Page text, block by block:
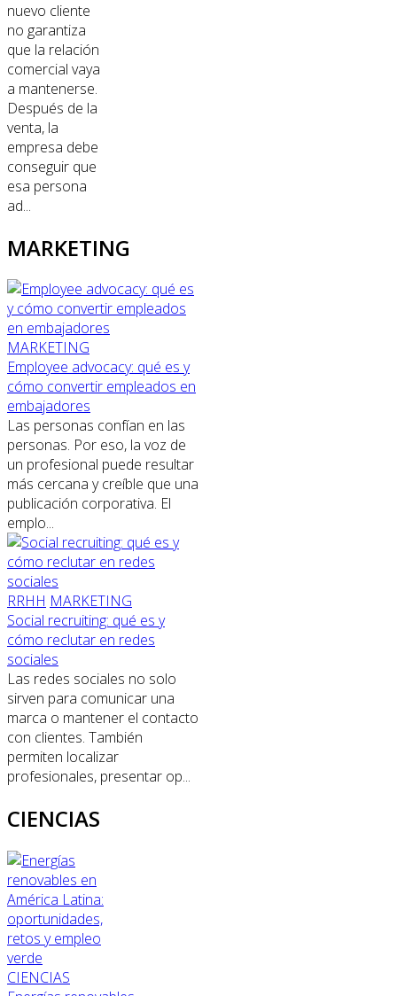
nuevo cliente
no garantiza
que la relación
comercial vaya
a mantenerse.
Después de la
venta, la
empresa debe
conseguir que
esa persona
ad...
MARKETING
MARKETING
Employee advocacy: qué es y
cómo convertir empleados en
embajadores
Las personas confían en las
personas. Por eso, la voz de
un profesional puede resultar
más cercana y creíble que una
publicación corporativa. El
emplo...
RRHH MARKETING
Social recruiting: qué es y
cómo reclutar en redes
sociales
Las redes sociales no solo
sirven para comunicar una
marca o mantener el contacto
con clientes. También
permiten localizar
profesionales, presentar op...
CIENCIAS
CIENCIAS